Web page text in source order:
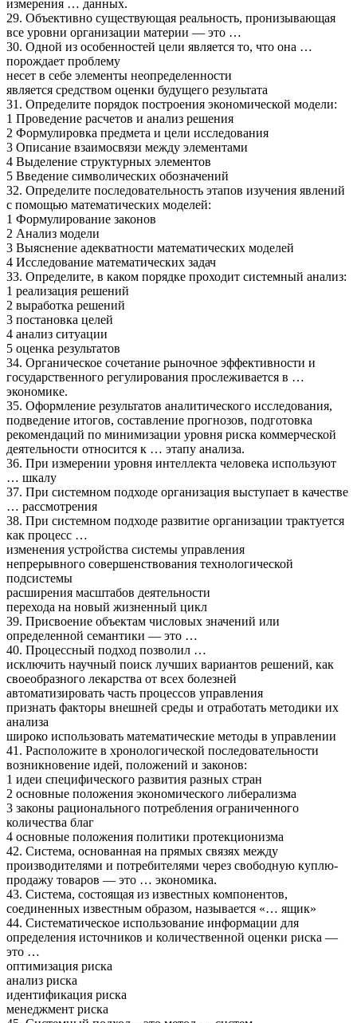
измерения … данных.
29. Объективно существующая реальность, пронизывающая
все уровни организации материи — это …
30. Одной из особенностей цели является то, что она …
порождает проблему
несет в себе элементы неопределенности
является средством оценки будущего результата
31. Определите порядок построения экономической модели:
1 Проведение расчетов и анализ решения
2 Формулировка предмета и цели исследования
3 Описание взаимосвязи между элементами
4 Выделение структурных элементов
5 Введение символических обозначений
32. Определите последовательность этапов изучения явлений
с помощью математических моделей:
1 Формулирование законов
2 Анализ модели
3 Выяснение адекватности математических моделей
4 Исследование математических задач
33. Определите, в каком порядке проходит системный анализ:
1 реализация решений
2 выработка решений
3 постановка целей
4 анализ ситуации
5 оценка результатов
34. Органическое сочетание рыночное эффективности и
государственного регулирования прослеживается в …
экономике.
35. Оформление результатов аналитического исследования,
подведение итогов, составление прогнозов, подготовка
рекомендаций по минимизации уровня риска коммерческой
деятельности относится к … этапу анализа.
36. При измерении уровня интеллекта человека используют
… шкалу
37. При системном подходе организация выступает в качестве
… рассмотрения
38. При системном подходе развитие организации трактуется
как процесс …
изменения устройства системы управления
непрерывного совершенствования технологической
подсистемы
расширения масштабов деятельности
перехода на новый жизненный цикл
39. Присвоение объектам числовых значений или
определенной семантики — это …
40. Процессный подход позволил …
исключить научный поиск лучших вариантов решений, как
своеобразного лекарства от всех болезней
автоматизировать часть процессов управления
признать факторы внешней среды и отработать методики их
анализа
широко использовать математические методы в управлении
41. Расположите в хронологической последовательности
возникновение идей, положений и законов:
1 идеи специфического развития разных стран
2 основные положения экономического либерализма
3 законы рационального потребления ограниченного
количества благ
4 основные положения политики протекционизма
42. Система, основанная на прямых связях между
производителями и потребителями через свободную куплю-
продажу товаров — это … экономика.
43. Система, состоящая из известных компонентов,
соединенных известным образом, называется «… ящик»
44. Систематическое использование информации для
определения источников и количественной оценки риска —
это …
оптимизация риска
анализ риска
идентификация риска
менеджмент риска